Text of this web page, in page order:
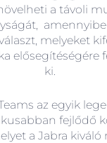
a távoli
melyeket
elősegítéségére
ki.
az egyik
fejlődő
a Jabra kiváló